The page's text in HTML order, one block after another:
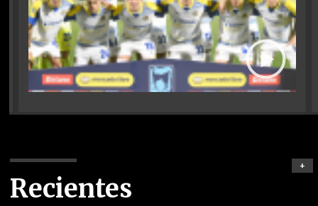
Recientes
+